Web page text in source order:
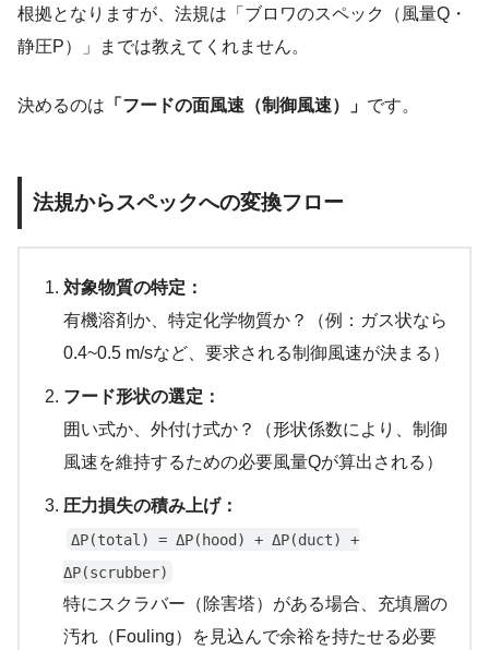
根拠となりますが、法規は「ブロワのスペック（風量Q・
静圧P）」までは教えてくれません。
決めるのは 「フードの面風速（制御風速）」 です。
法規からスペックへの変換フロー
対象物質の特定：
有機溶剤か、特定化学物質か？（例：ガス状なら
0.4~0.5 m/sなど、要求される制御風速が決まる）
フード形状の選定：
囲い式か、外付け式か？（形状係数により、制御
風速を維持するための必要風量Qが算出される）
圧力損失の積み上げ：
ΔP(total) = ΔP(hood) + ΔP(duct) +
ΔP(scrubber)
特にスクラバー（除害塔）がある場合、充填層の
汚れ（Fouling）を見込んで余裕を持たせる必要